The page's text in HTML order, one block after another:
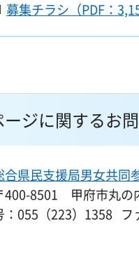
募集チラシ（PDF：
ージに関するお
合県民支援局男女共同
400-8501 甲府市丸の
：055（223）1358 フ